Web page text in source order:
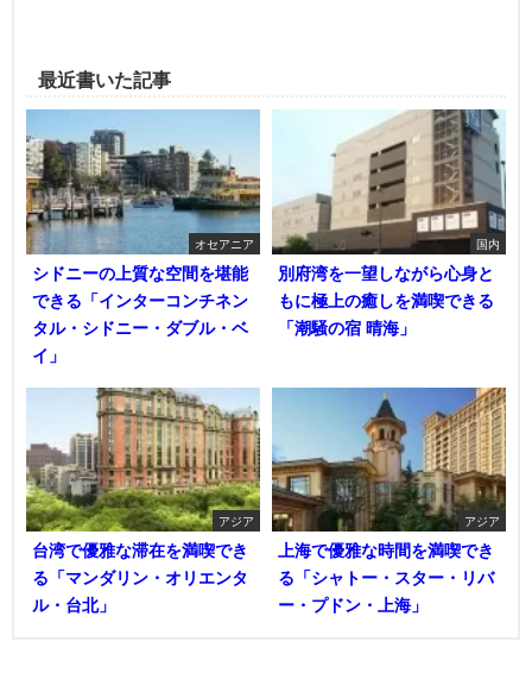
最近書いた記事
オセアニア
シドニーの上質な空間を堪能
できる「インターコンチネン
タル・シドニー・ダブル・ベ
イ」
国内
別府湾を一望しながら心身と
もに極上の癒しを満喫できる
「潮騒の宿 晴海」
アジア
台湾で優雅な滞在を満喫でき
る「マンダリン・オリエンタ
ル・台北」
アジア
上海で優雅な時間を満喫でき
る「シャトー・スター・リバ
ー・プドン・上海」